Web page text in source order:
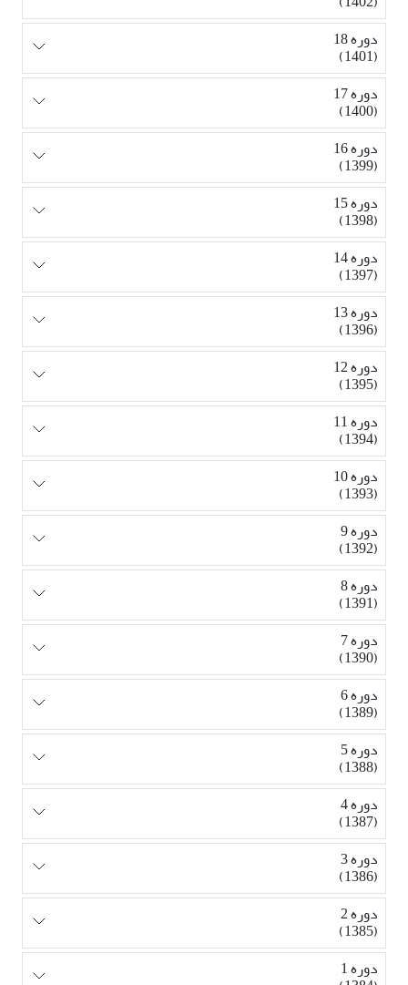
دوره 18
(1401)
دوره 17
(1400)
دوره 16
(1399)
دوره 15
(1398)
دوره 14
(1397)
دوره 13
(1396)
دوره 12
(1395)
دوره 11
(1394)
دوره 10
(1393)
دوره 9
(1392)
دوره 8
(1391)
دوره 7
(1390)
دوره 6
(1389)
دوره 5
(1388)
دوره 4
(1387)
دوره 3
(1386)
دوره 2
(1385)
دوره 1